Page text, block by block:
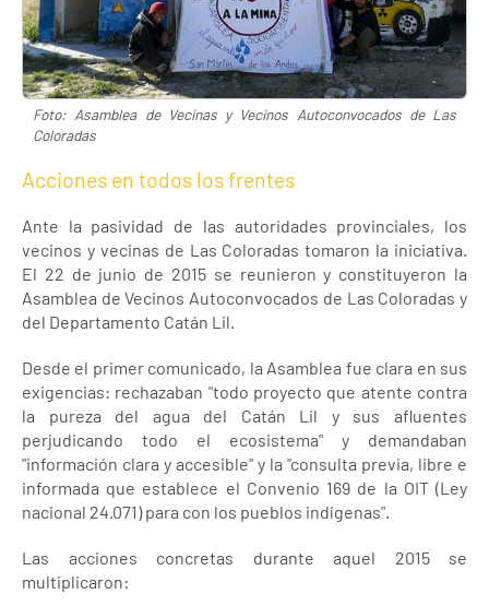
Foto: Asamblea de Vecinas y Vecinos Autoconvocados de Las
Coloradas
Acciones en todos los frentes
Ante la pasividad de las autoridades provinciales, los
vecinos y vecinas de Las Coloradas tomaron la iniciativa.
El 22 de junio de 2015 se reunieron y constituyeron la
Asamblea de Vecinos Autoconvocados de Las Coloradas y
del Departamento Catán Lil.
Desde el primer comunicado, la Asamblea fue clara en sus
exigencias: rechazaban "todo proyecto que atente contra
la pureza del agua del Catán Lil y sus afluentes
perjudicando todo el ecosistema" y demandaban
"información clara y accesible" y la "consulta previa, libre e
informada que establece el Convenio 169 de la OIT (Ley
nacional 24.071) para con los pueblos indígenas".
Las acciones concretas durante aquel 2015 se
multiplicaron: